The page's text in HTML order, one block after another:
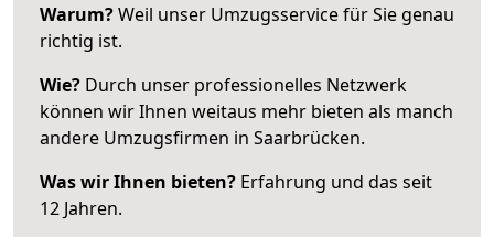
Warum?Weil unser Umzugsservice für Sie genau
richtig ist.
Wie? Durch unser professionelles Netzwerk
können wir Ihnen weitaus mehr bieten als manch
andere Umzugsfirmen in Saarbrücken.
Was wir Ihnen bieten? Erfahrung und das seit
12 Jahren.